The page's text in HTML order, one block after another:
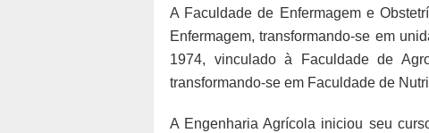
A Faculdade de Enfermagem e
Enfermagem, transformando-se em
1974, vinculado à Faculdade de
transformando-se em Faculdade de
A Engenharia Agrícola iniciou seu